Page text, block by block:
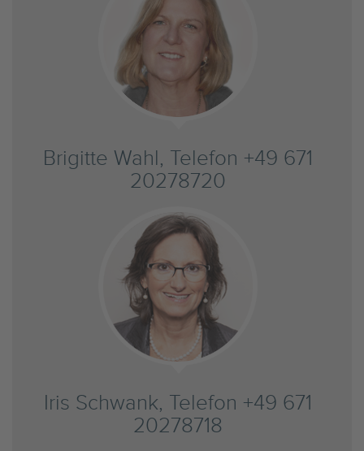
Brigitte Wahl, Telefon +49 671
20278720
Iris Schwank, Telefon +49 671
20278718